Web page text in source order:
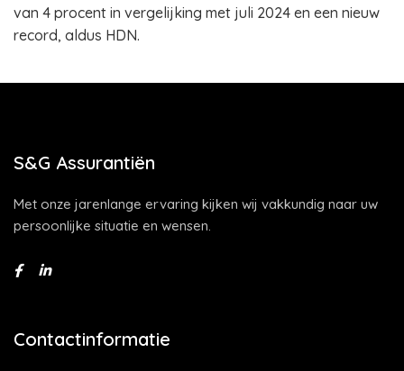
van 4 procent in vergelijking met juli 2024 en een nieuw
record, aldus HDN.
S&G Assurantiën
Met onze jarenlange ervaring kijken wij vakkundig naar uw
persoonlijke situatie en wensen.
Contactinformatie